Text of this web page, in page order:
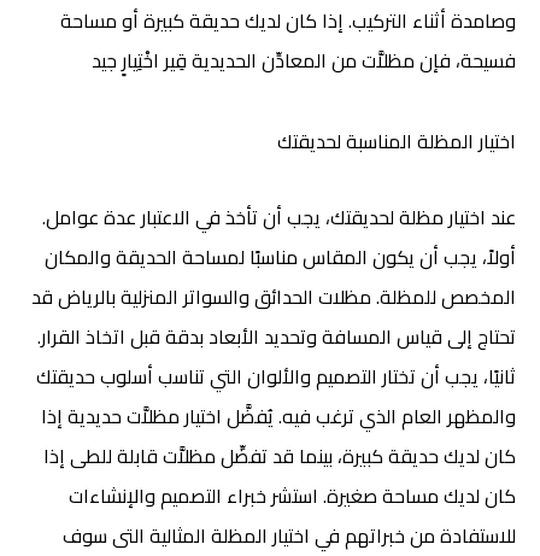
وصامدة أثناء التركيب. إذا كان لديك حديقة كبيرة أو مساحة
فسيحة، فإن مظلاَّت من المعادِّن الحديدية قِیر اخْتِیارٍ جید
اختيار المظلة المناسبة لحديقتك
عند اختيار مظلة لحديقتك، يجب أن تأخذ في الاعتبار عدة عوامل.
أولاً، يجب أن يكون المقاس مناسبًا لمساحة الحديقة والمكان
المخصص للمظلة. مظلات الحدائق والسواتر المنزلية بالرياضقد
تحتاج إلى قياس المسافة وتحديد الأبعاد بدقة قبل اتخاذ القرار.
ثانيًا، يجب أن تختار التصميم والألوان التي تناسب أسلوب حديقتك
والمظهر العام الذي ترغب فيه. يُفضَّل اختيار مظلاَّت حديدية إذا
كان لديك حديقة كبيرة، بينما قد تفضِّل مظلاَّت قابلة للطى إذا
كان لديك مساحة صغيرة. استشر خبراء التصميم والإنشاءات
للاستفادة من خبراتهم في اختيار المظلة المثالية التى سوف